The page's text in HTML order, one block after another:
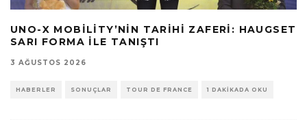
UNO-X MOBILITY’NIN TARIHI ZAFERI: HAUGSET
SARI FORMA ILE TANIŞTI
3 AĞUSTOS 2026
HABERLER SONUÇLAR TOUR DE FRANCE 1 DAKIKADA OKU